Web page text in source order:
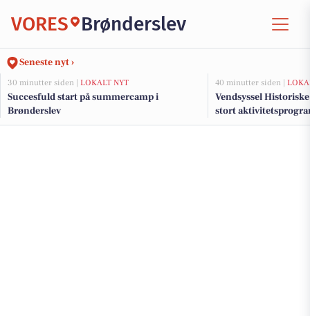
VORES Brønderslev
Seneste nyt ›
30 minutter siden | LOKALT NYT
Succesfuld start på summercamp i
Brønderslev
40 minutter siden |
Vendsyssel
stort